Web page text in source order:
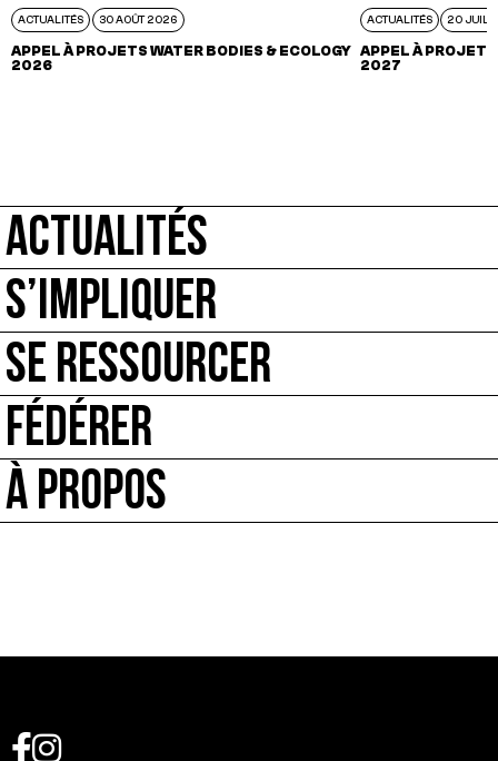
ACTUALITÉS 30 AOÛT 2026
APPEL À PROJETS WATER BODIES & ECOLOGY
2026
ACTUALITÉS 20 JUIL
APPEL À
2027
ACTUALITÉS
S’IMPLIQUER
SE RESSOURCER
FÉDÉRER
À PROPOS